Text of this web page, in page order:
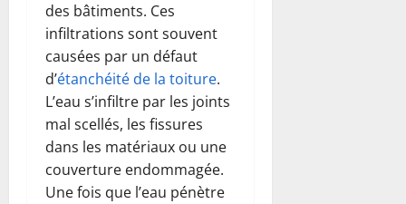
des bâtiments. Ces
infiltrations sont souvent
causées par un défaut
d’étanchéité de la toiture.
L’eau s’infiltre par les joints
mal scellés, les fissures
dans les matériaux ou une
couverture endommagée.
Une fois que l’eau pénètre